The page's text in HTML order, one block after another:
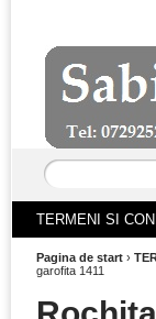
TERMENI SI
Pagina de start ›
garofita 1411